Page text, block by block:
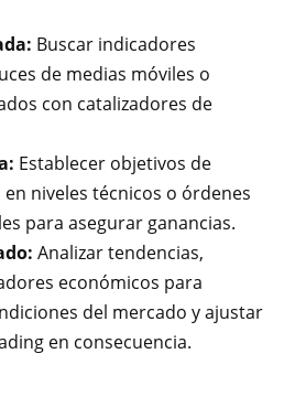
Buscar indicadores
de medias móviles o
con catalizadores de
Establecer objetivos de
niveles técnicos o órdenes
para asegurar ganancias.
Analizar tendencias,
económicos para
del mercado y ajustar
en consecuencia.